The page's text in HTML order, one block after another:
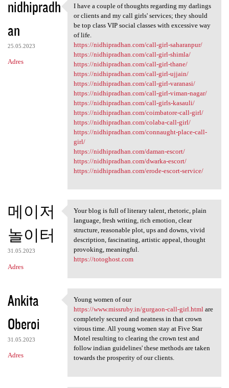
nidhipradh
an
25.05.2023
Adres
I have a couple of thoughts
I have a couple of thoughts regarding my darlings
or clients and my call girls' services; they should
be top class VIP social classes with excessive way
of life.
https://nidhipradhan.com/call-girl-saharanpur/
https://nidhipradhan.com/call-girl-shimla/
https://nidhipradhan.com/call-girl-thane/
https://nidhipradhan.com/call-girl-ujjain/
https://nidhipradhan.com/call-girl-varanasi/
https://nidhipradhan.com/call-girl-viman-nagar/
https://nidhipradhan.com/call-girls-kasauli/
https://nidhipradhan.com/coimbatore-call-girl/
https://nidhipradhan.com/colaba-call-girl/
https://nidhipradhan.com/connaught-place-call-
girl/
https://nidhipradhan.com/daman-escort/
https://nidhipradhan.com/dwarka-escort/
https://nidhipradhan.com/erode-escort-service/
메이저
놀이터
31.05.2023
Adres
Your blog is full of literary
Your blog is full of literary talent, rhetoric, plain
language, fresh writing, rich emotion, clear
structure, reasonable plot, ups and downs, vivid
description, fascinating, artistic appeal, thought
provoking, meaningful.
https://totoghost.com
Ankita
Oberoi
31.05.2023
Adres
Young women of our https:/
Young women of our
https://www.missruby.in/gurgaon-call-girl.htmlare
completely secured and neatness in that crown
virous time. All young women stay at Five Star
Motel resulting to clearing the crown test and
follow indian guidelines' these methods are taken
towards the prosperity of our clients.